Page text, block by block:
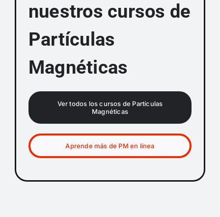
nuestros cursos de
Partículas
Magnéticas
Ver todos los cursos de Partículas
Magnéticas
Aprende más de PM en línea